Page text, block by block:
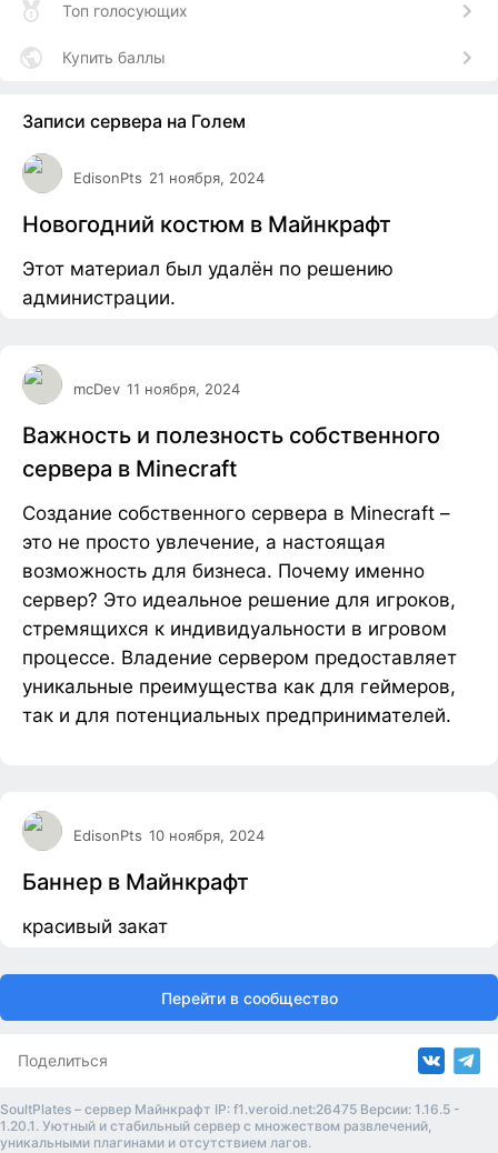
Топ голосующих
Купить баллы
Записи сервера на Голем
EdisonPts 21 ноября, 2024
Новогодний костюм в Майнкрафт
Этот материал был удалён по решению
администрации.
mcDev 11 ноября, 2024
Важность и полезность собственного
сервера в Minecraft
Создание собственного сервера в Minecraft –
это не просто увлечение, а настоящая
возможность для бизнеса. Почему именно
сервер? Это идеальное решение для игроков,
стремящихся к индивидуальности в игровом
процессе. Владение сервером предоставляет
уникальные преимущества как для геймеров,
так и для потенциальных предпринимателей.
EdisonPts 10 ноября, 2024
Баннер в Майнкрафт
красивый закат
Перейти в сообщество
Поделиться
SoultPlates – сервер Майнкрафт IP: f1.veroid.net:26475 Версии: 1.16.5 -
1.20.1. Уютный и стабильный сервер с множеством развлечений,
уникальными плагинами и отсутствием лагов.